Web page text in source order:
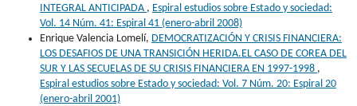
INTEGRAL ANTICIPADA , Espiral estudios sobre Estado y sociedad:
Vol. 14 Núm. 41: Espiral 41 (enero-abril 2008)
Enrique Valencia Lomelí, DEMOCRATIZACIÓN Y CRISIS FINANCIERA:
LOS DESAFIOS DE UNA TRANSICIÓN HERIDA.EL CASO DE COREA DEL
SUR Y LAS SECUELAS DE SU CRISIS FINANCIERA EN 1997-1998 ,
Espiral estudios sobre Estado y sociedad: Vol. 7 Núm. 20: Espiral 20
(enero-abril 2001)